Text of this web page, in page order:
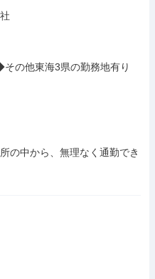
の他東海3県の勤務地有り
の中から、無理なく通勤でき